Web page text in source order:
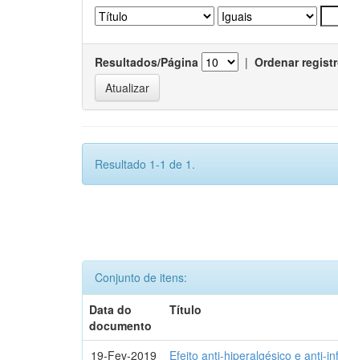
Resultados/Página | Ordenar
Resultado 1-1 de 1.
Conjunto de itens:
Data do
documento
Título
19-Fev-2019 Efeito anti-hiperalgésico e anti-